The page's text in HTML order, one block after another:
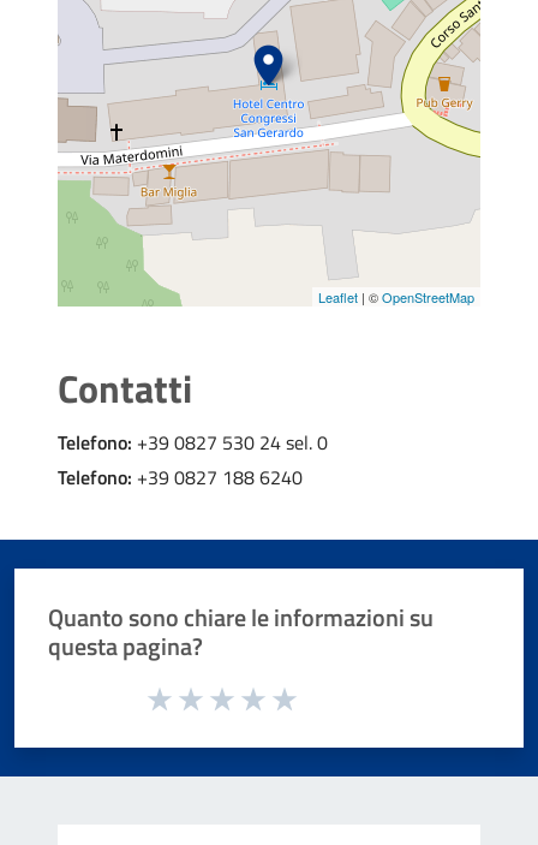
Leaflet | ©OpenStreetMap
Contatti
Telefono: +39 0827 530 24 sel. 0
Telefono: +39 0827 188 6240
Quanto sono chiare le informazioni su
questa pagina?
Valuta da 1 a 5 stelle la pagina